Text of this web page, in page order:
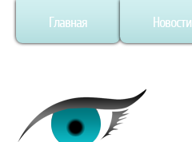
Главная Новости